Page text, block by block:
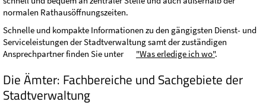
normalen Rathausöffnungszeiten.
Schnelle und kompakte Informationen zu den gängigsten Dienst- und
Serviceleistungen der Stadtverwaltung samt der zuständigen
Ansprechpartner finden Sie unter
"Was erledige ich wo".
Die Ämter: Fachbereiche und Sachgebiete der
Stadtverwaltung